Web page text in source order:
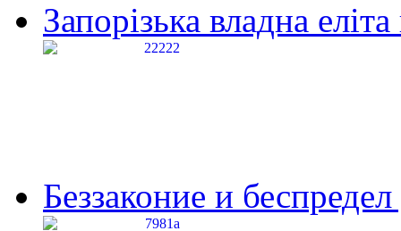
Запорізька владна
Беззаконие и